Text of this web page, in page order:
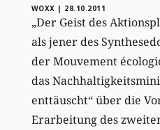
WOXX | 28.10.2011
„Der Geist des
als jener des
der Mouvement
das
enttäuscht“ über die
Erarbeitung des